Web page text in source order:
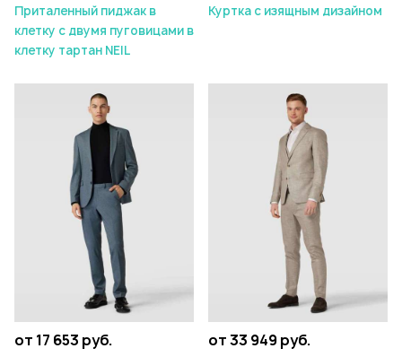
Приталенный пиджак в
клетку с двумя пуговицами в
клетку тартан NEIL
Куртка с изящным дизайном
от 17 653 руб. от 33 949 руб.